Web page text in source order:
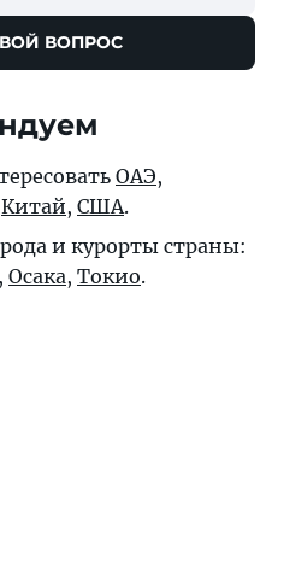
ВОПРОС
ОАЭ,
Китай, США.
и курорты страны:
, Осака, Токио.